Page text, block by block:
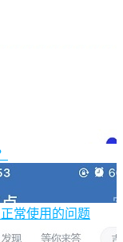
正常使用的问题